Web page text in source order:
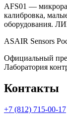
AFS01 —
калибровка,
оборудования.
ASAIR Sensors
Официальный
Лаборатория
Контакты
+7 (812) 715-00-17